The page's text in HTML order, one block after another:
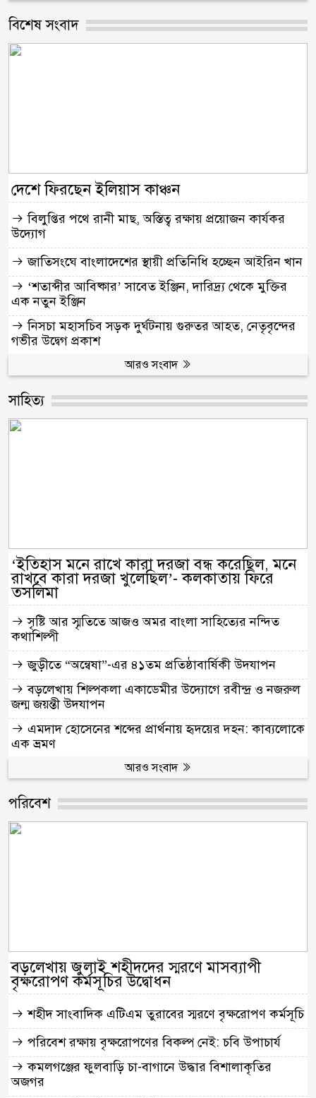
বিশেষ সংবাদ
দেশে ফিরছেন ইলিয়াস কাঞ্চন
বিলুপ্তির পথে রানী মাছ, অস্তিত্ব রক্ষায় প্রয়োজন কার্যকর
উদ্যোগ
জাতিসংঘে বাংলাদেশের স্থায়ী প্রতিনিধি হচ্ছেন আইরিন খান
‘শতাব্দীর আবিষ্কার’ সাবেত ইঞ্জিন, দারিদ্র্য থেকে মুক্তির
এক নতুন ইঞ্জিন
নিসচা মহাসচিব সড়ক দুর্ঘটনায় গুরুতর আহত, নেতৃবৃন্দের
গভীর উদ্বেগ প্রকাশ
আরও সংবাদ
সাহিত‍্য
‘ইতিহাস মনে রাখে কারা দরজা বন্ধ করেছিল, মনে
রাখবে কারা দরজা খুলেছিল’- কলকাতায় ফিরে
তসলিমা
সৃষ্টি আর স্মৃতিতে আজও অমর বাংলা সাহিত্যের নন্দিত
কথাশিল্পী
জুড়ীতে “অন্বেষা”-এর ৪১তম প্রতিষ্ঠাবার্ষিকী উদযাপন
বড়লেখায় শিল্পকলা একাডেমীর উদ্যোগে রবীন্দ্র ও নজরুল
জন্ম জয়ন্তী উদযাপন
এমদাদ হোসেনের শব্দের প্রার্থনায় হৃদয়ের দহন: কাব্যলোকে
এক ভ্রমণ
আরও সংবাদ
পরিবেশ
বড়লেখায় জুলাই শহীদদের স্মরণে মাসব্যাপী
বৃক্ষরোপণ কর্মসূচির উদ্বোধন
শহীদ সাংবাদিক এটিএম তুরাবের স্মরণে বৃক্ষরোপণ কর্মসূচি
পরিবেশ রক্ষায় বৃক্ষরোপণের বিকল্প নেই: চবি উপাচার্য
কমলগঞ্জের ফুলবাড়ি চা-বাগানে উদ্ধার বিশালাকৃতির
অজগর